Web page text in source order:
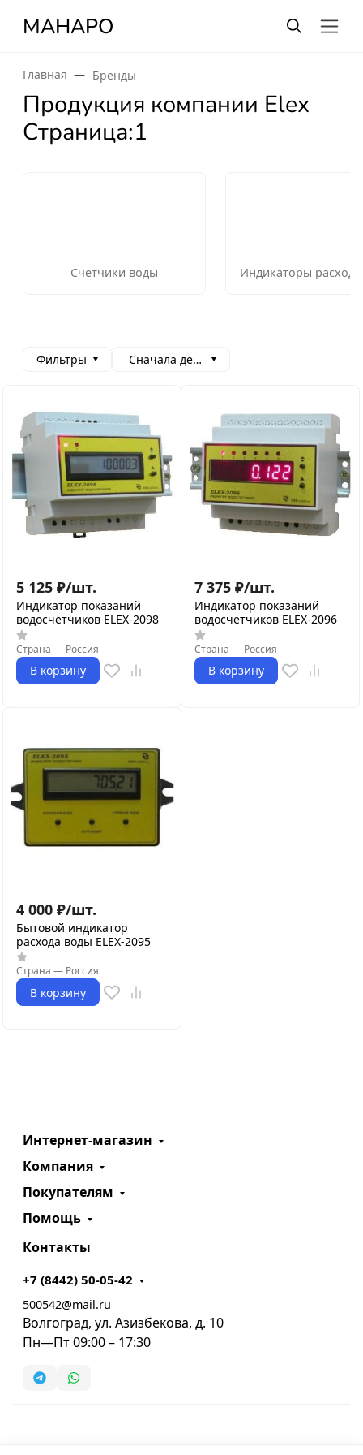
МАНАРО
Главная Бренды
Продукция компании Elex
Страница:1
Счетчики воды Индикаторы
Фильтры Сначала дешевые
5 125 ₽/шт.
Индикатор показаний
водосчетчиков ELEX-2098
Страна — Россия
В корзину
7 375 ₽/шт.
Индикатор показаний
водосчетчиков ELEX-2096
Страна — Россия
В корзину
4 000 ₽/шт.
Бытовой индикатор
расхода воды ELEX-2095
Страна — Россия
В корзину
Интернет-магазин
Компания
Покупателям
Помощь
Контакты
+7 (8442) 50-05-42
500542@mail.ru
Волгоград, ул. Азизбекова, д. 10
Пн—Пт 09:00 – 17:30